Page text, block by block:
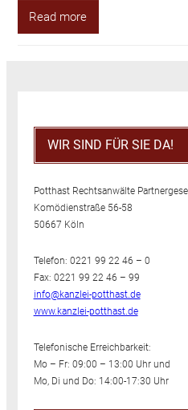
Read more
WIR SIND FÜR SIE DA!
Potthast Rechtsanwälte
Komödienstraße 56-58
50667 Köln
Telefon: 0221 99 22 46 – 0
Fax: 0221 99 22 46 – 99
info@kanzlei-potthast.de
www.kanzlei-potthast.de
Telefonische Erreichbarkeit:
Mo – Fr: 09:00 – 13:00 Uhr und
Mo, Di und Do: 14:00-17:30 Uhr